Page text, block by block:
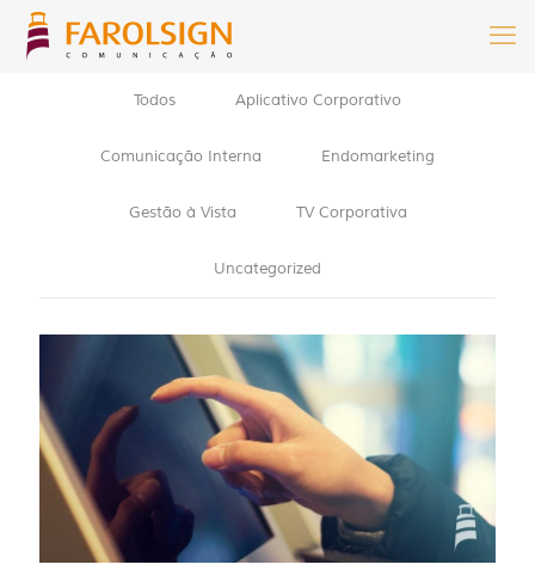
Todos Aplicativo Corporativo
Comunicação Interna Endomarketing
Gestão à Vista TV Corporativa
Uncategorized